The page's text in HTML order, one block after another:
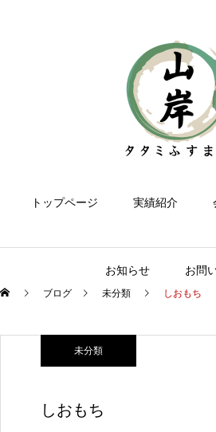
トップページ 実績紹介
お知らせ お問
ブログ 未分類 しおもち
未分類
しおもち